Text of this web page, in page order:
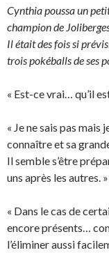
Cynthia poussa un
champion de
Il était des fois si
trois pokéballs de ses
« Est-ce vrai… qu’il
« Je ne sais pas mais
connaître et sa
Il semble s’être
uns après les autres. »
« Dans le cas de
encore présents…
l’éliminer aussi